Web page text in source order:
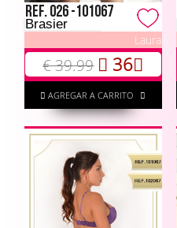
Ref. 026 -101067
Brasier
Laura
€ 39.99 36
AGREGAR A CARRITO